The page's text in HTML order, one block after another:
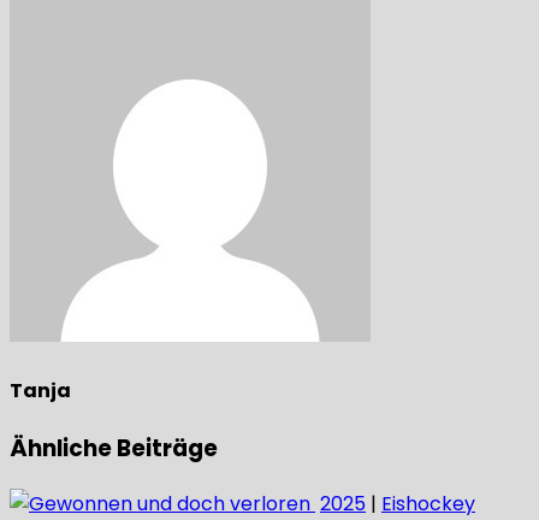
Tanja
Ähnliche Beiträge
2025 | Eishockey